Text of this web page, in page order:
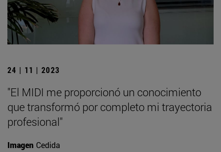
24 | 11 | 2023
"El MIDI me proporcionó un conocimiento
que transformó por completo mi trayectoria
profesional"
Imagen Cedida